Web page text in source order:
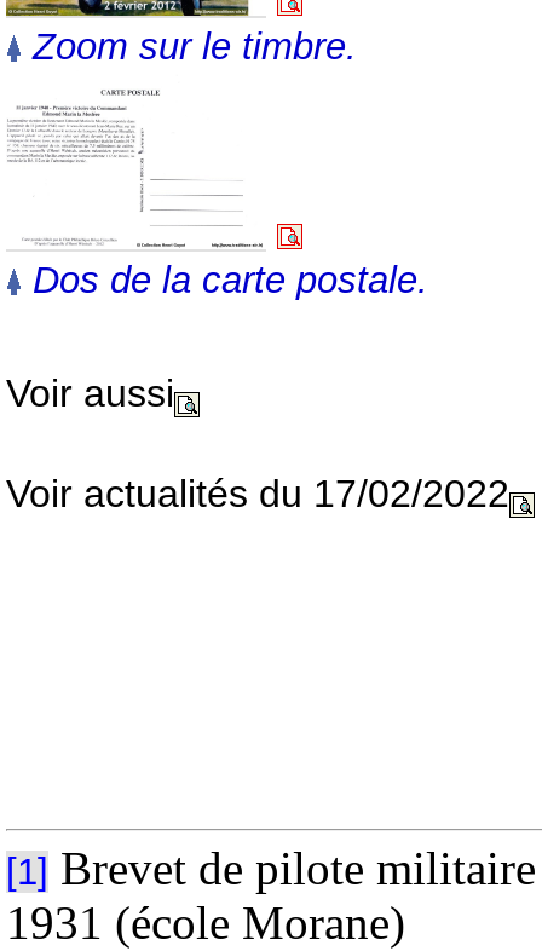
Zoom sur le timbre.
Dos de la carte postale.
Voir aussi
Voir actualités du 17/02/2022
[1] Brevet de pilote
1931 (école Morane)